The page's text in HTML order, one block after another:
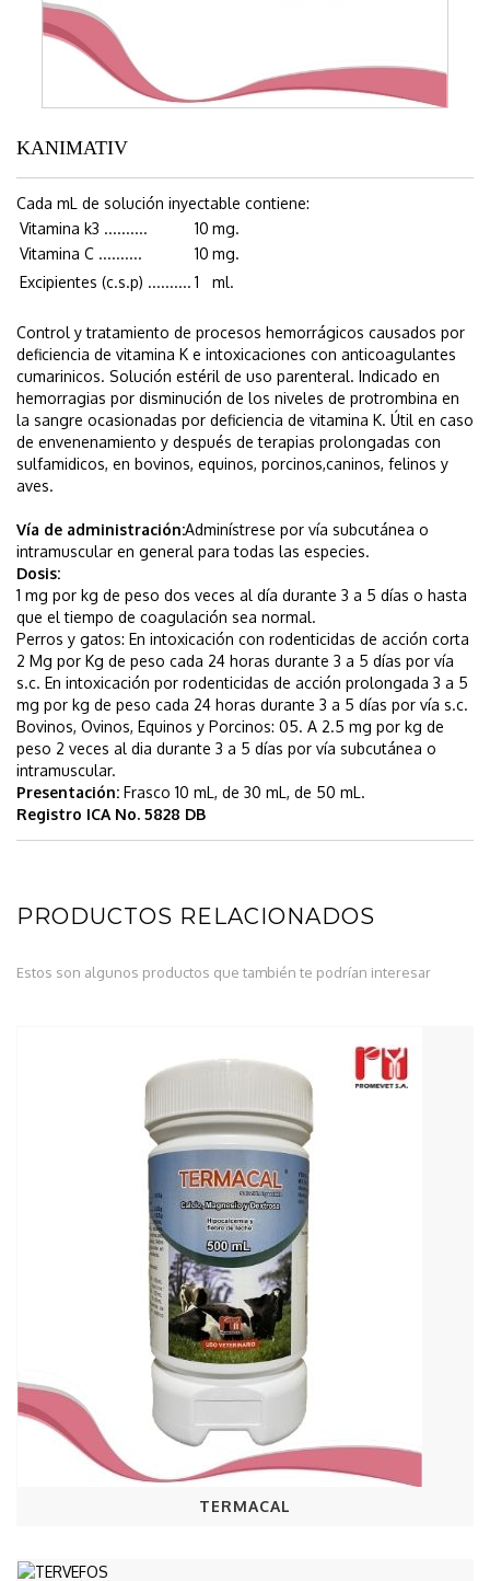
KANIMATIV
Cada mL de solución inyectable contiene:
Vitamina k3 ..........
10 mg.
Vitamina C ..........
10 mg.
Excipientes (c.s.p) .......... 1 ml.
Control y tratamiento de procesos hemorrágicos causados por
deficiencia de vitamina K e intoxicaciones con anticoagulantes
cumarinicos. Solución estéril de uso parenteral. Indicado en
hemorragias por disminución de los niveles de protrombina en
la sangre ocasionadas por deficiencia de vitamina K. Útil en caso
de envenenamiento y después de terapias prolongadas con
sulfamidicos, en bovinos, equinos, porcinos,caninos, felinos y
aves.
Vía de administración:Adminístrese por vía subcutánea o
intramuscular en general para todas las especies.
Dosis:
1 mg por kg de peso dos veces al día durante 3 a 5 días o hasta
que el tiempo de coagulación sea normal.
Perros y gatos: En intoxicación con rodenticidas de acción corta
2 Mg por Kg de peso cada 24 horas durante 3 a 5 días por vía
s.c. En intoxicación por rodenticidas de acción prolongada 3 a 5
mg por kg de peso cada 24 horas durante 3 a 5 días por vía s.c.
Bovinos, Ovinos, Equinos y Porcinos: 05. A 2.5 mg por kg de
peso 2 veces al dia durante 3 a 5 días por vía subcutánea o
intramuscular.
Presentación: Frasco 10 mL, de 30 mL, de 50 mL.
Registro ICA No. 5828 DB
PRODUCTOS RELACIONADOS
Estos son algunos productos que también te podrían interesar
TERMACAL